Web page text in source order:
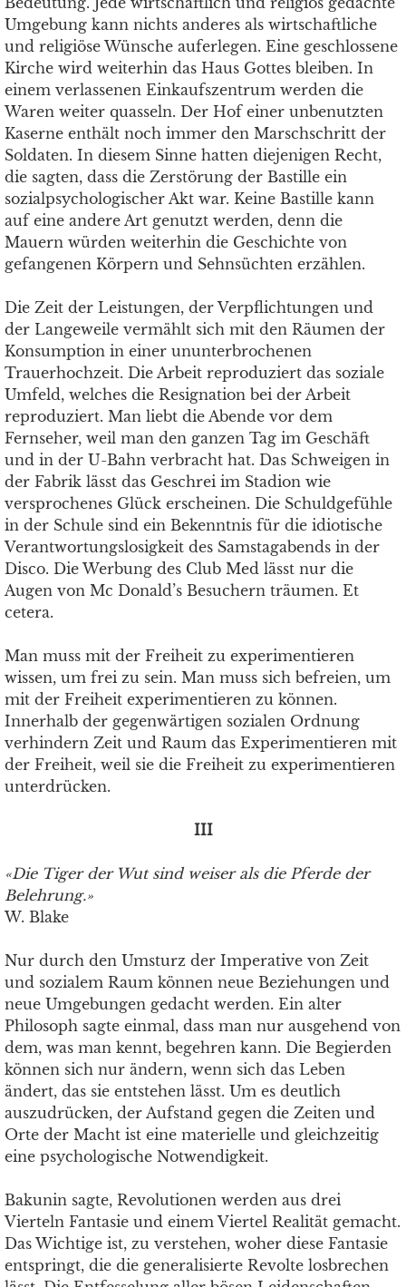
Umgebung kann nichts anderes als wirtschaftliche
und religiöse Wünsche auferlegen. Eine geschlossene
Kirche wird weiterhin das Haus Gottes bleiben. In
einem verlassenen Einkaufszentrum werden die
Waren weiter quasseln. Der Hof einer unbenutzten
Kaserne enthält noch immer den Marschschritt der
Soldaten. In diesem Sinne hatten diejenigen Recht,
die sagten, dass die Zerstörung der Bastille ein
sozialpsychologischer Akt war. Keine Bastille kann
auf eine andere Art genutzt werden, denn die
Mauern würden weiterhin die Geschichte von
gefangenen Körpern und Sehnsüchten erzählen.
Die Zeit der Leistungen, der Verpflichtungen und
der Langeweile vermählt sich mit den Räumen der
Konsumption in einer ununterbrochenen
Trauerhochzeit. Die Arbeit reproduziert das soziale
Umfeld, welches die Resignation bei der Arbeit
reproduziert. Man liebt die Abende vor dem
Fernseher, weil man den ganzen Tag im Geschäft
und in der U-Bahn verbracht hat. Das Schweigen in
der Fabrik lässt das Geschrei im Stadion wie
versprochenes Glück erscheinen. Die Schuldgefühle
in der Schule sind ein Bekenntnis für die idiotische
Verantwortungslosigkeit des Samstagabends in der
Disco. Die Werbung des Club Med lässt nur die
Augen von Mc Donald’s Besuchern träumen. Et
cetera.
Man muss mit der Freiheit zu experimentieren
wissen, um frei zu sein. Man muss sich befreien, um
mit der Freiheit experimentieren zu können.
Innerhalb der gegenwärtigen sozialen Ordnung
verhindern Zeit und Raum das Experimentieren mit
der Freiheit, weil sie die Freiheit zu experimentieren
unterdrücken.
III
«Die Tiger der Wut sind weiser als die Pferde der
Belehrung.»
W. Blake
Nur durch den Umsturz der Imperative von Zeit
und sozialem Raum können neue Beziehungen und
neue Umgebungen gedacht werden. Ein alter
Philosoph sagte einmal, dass man nur ausgehend von
dem, was man kennt, begehren kann. Die Begierden
können sich nur ändern, wenn sich das Leben
ändert, das sie entstehen lässt. Um es deutlich
auszudrücken, der Aufstand gegen die Zeiten und
Orte der Macht ist eine materielle und gleichzeitig
eine psychologische Notwendigkeit.
Bakunin sagte, Revolutionen werden aus drei
Vierteln Fantasie und einem Viertel Realität gemacht.
Das Wichtige ist, zu verstehen, woher diese Fantasie
entspringt, die die generalisierte Revolte losbrechen